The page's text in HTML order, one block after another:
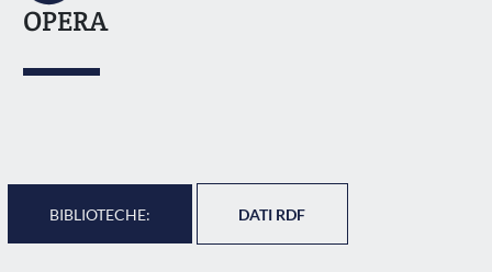
OPERA
BIBLIOTECHE: DATI RDF